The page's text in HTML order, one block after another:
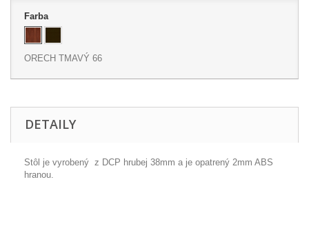
Farba
ORECH TMAVÝ 66
DETAILY
Stôl je vyrobený z DCP hrubej 38mm a je opatrený 2mm ABS
hranou.